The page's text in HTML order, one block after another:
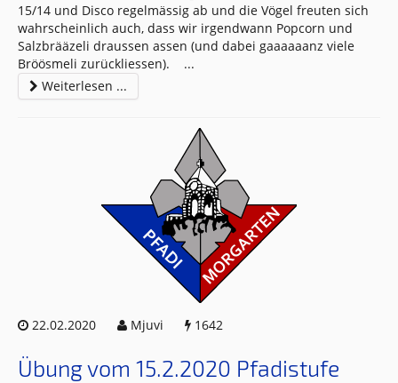
15/14 und Disco regelmässig ab und die Vögel freuten sich
wahrscheinlich auch, dass wir irgendwann Popcorn und
Salzbrääzeli draussen assen (und dabei gaaaaaanz viele
...
Weiterlesen ...
22.02.2020 Mjuvi 1642
Übung vom 15.2.2020 Pfadistufe